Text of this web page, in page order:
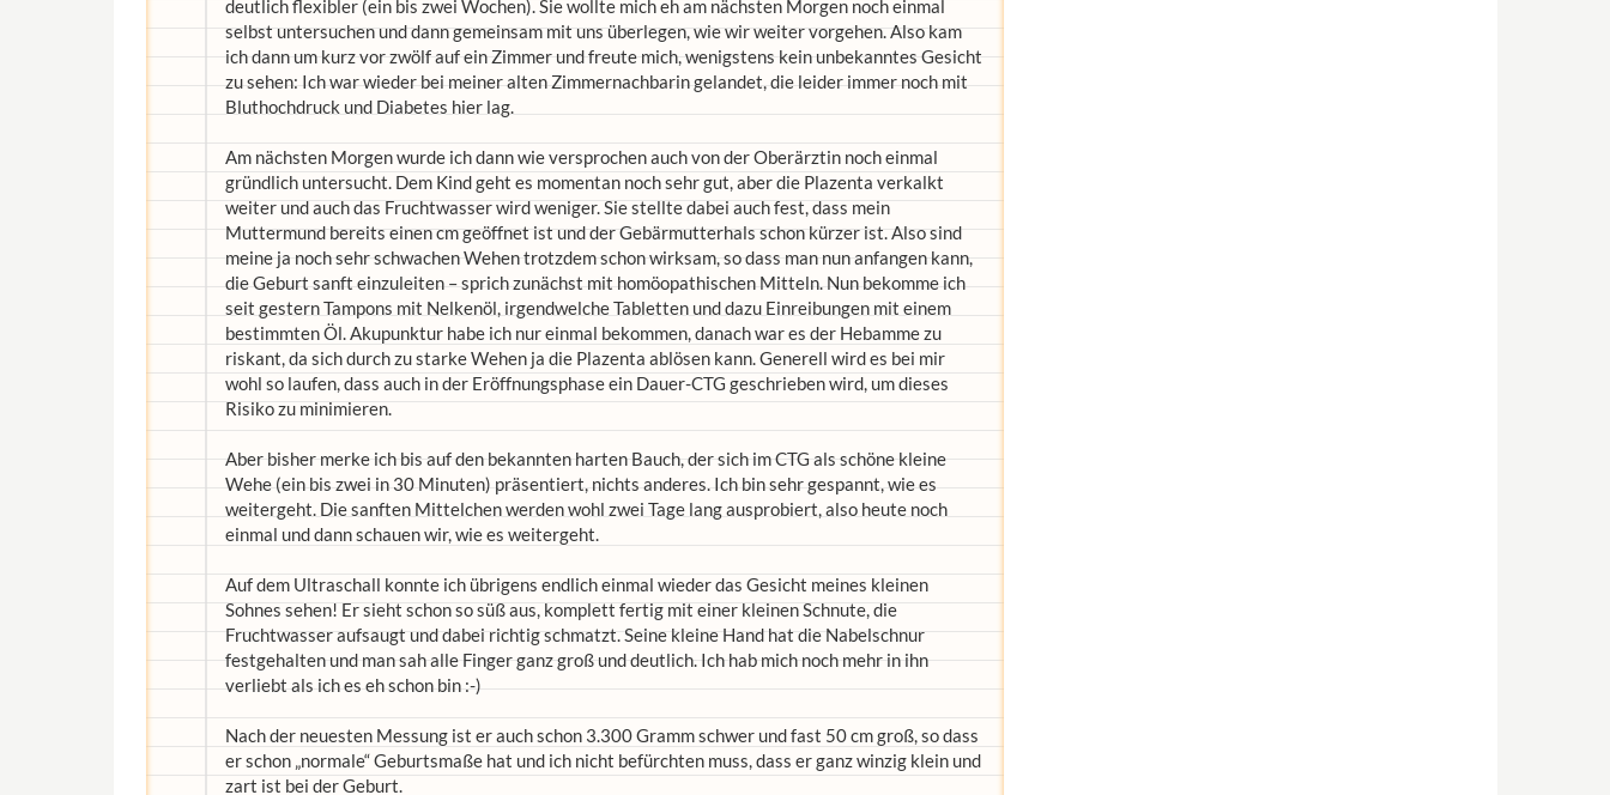
deutlich flexibler (ein bis zwei Wochen). Sie wollte mich eh am nächsten Morgen noch einmal
selbst untersuchen und dann gemeinsam mit uns überlegen, wie wir weiter vorgehen. Also kam
ich dann um kurz vor zwölf auf ein Zimmer und freute mich, wenigstens kein unbekanntes Gesicht
zu sehen: Ich war wieder bei meiner alten Zimmernachbarin gelandet, die leider immer noch mit
Bluthochdruck und Diabetes hier lag.
Am nächsten Morgen wurde ich dann wie versprochen auch von der Oberärztin noch einmal
gründlich untersucht. Dem Kind geht es momentan noch sehr gut, aber die Plazenta verkalkt
weiter und auch das Fruchtwasser wird weniger. Sie stellte dabei auch fest, dass mein
Muttermund bereits einen cm geöffnet ist und der Gebärmutterhals schon kürzer ist. Also sind
meine ja noch sehr schwachen Wehen trotzdem schon wirksam, so dass man nun anfangen kann,
die Geburt sanft einzuleiten – sprich zunächst mit homöopathischen Mitteln. Nun bekomme ich
seit gestern Tampons mit Nelkenöl, irgendwelche Tabletten und dazu Einreibungen mit einem
bestimmten Öl. Akupunktur habe ich nur einmal bekommen, danach war es der Hebamme zu
riskant, da sich durch zu starke Wehen ja die Plazenta ablösen kann. Generell wird es bei mir
wohl so laufen, dass auch in der Eröffnungsphase ein Dauer-CTG geschrieben wird, um dieses
Risiko zu minimieren.
Aber bisher merke ich bis auf den bekannten harten Bauch, der sich im CTG als schöne kleine
Wehe (ein bis zwei in 30 Minuten) präsentiert, nichts anderes. Ich bin sehr gespannt, wie es
weitergeht. Die sanften Mittelchen werden wohl zwei Tage lang ausprobiert, also heute noch
einmal und dann schauen wir, wie es weitergeht.
Auf dem Ultraschall konnte ich übrigens endlich einmal wieder das Gesicht meines kleinen
Sohnes sehen! Er sieht schon so süß aus, komplett fertig mit einer kleinen Schnute, die
Fruchtwasser aufsaugt und dabei richtig schmatzt. Seine kleine Hand hat die Nabelschnur
festgehalten und man sah alle Finger ganz groß und deutlich. Ich hab mich noch mehr in ihn
verliebt als ich es eh schon bin :-)
Nach der neuesten Messung ist er auch schon 3.300 Gramm schwer und fast 50 cm groß, so dass
er schon „normale“ Geburtsmaße hat und ich nicht befürchten muss, dass er ganz winzig klein und
zart ist bei der Geburt.